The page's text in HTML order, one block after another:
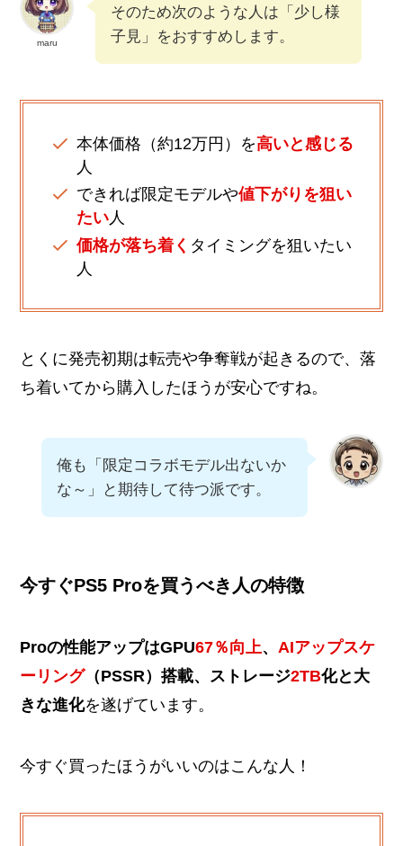
maru
そのため次のような人は「少し様
子見」をおすすめします。
本体価格（約12万円）を高いと感じる
人
できれば限定モデルや値下がりを狙い
たい人
価格が落ち着く タイミングを狙いたい
人
とくに発売初期は転売や争奪戦が起きるので、落
ち着いてから購入したほうが安心ですね。
俺も「限定コラボモデル出ないか
な～」と期待して待つ派です。
今すぐPS5 Proを買うべき人の特徴
Proの性能アップはGPU67％向上、AIアップスケ
ーリング（PSSR）搭載、ストレージ2TB化と大
きな進化を遂げています​。
今すぐ買ったほうがいいのはこんな人！